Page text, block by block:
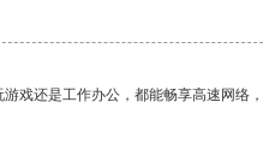
戏还是工作办公，都能畅享高速网络